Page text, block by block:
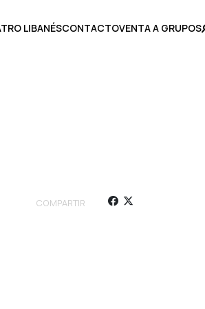
LIBANÉSCONTACTOVENTA A GRUPOS
COMPARTIR